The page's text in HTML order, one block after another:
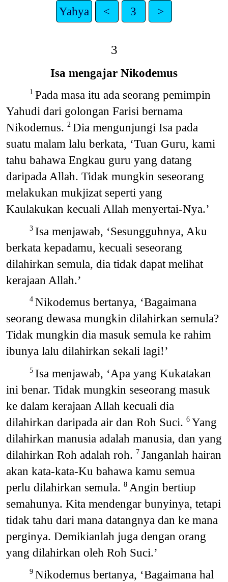
Yahya < 3 >
3
Isa mengajar Nikodemus
1 Pada masa itu ada seorang pemimpin
Yahudi dari golongan Farisi bernama
Nikodemus. 2 Dia mengunjungi Isa pada
suatu malam lalu berkata, ‘Tuan Guru, kami
tahu bahawa Engkau guru yang datang
daripada Allah. Tidak mungkin seseorang
melakukan mukjizat seperti yang
Kaulakukan kecuali Allah menyertai-Nya.’
3 Isa menjawab, ‘Sesungguhnya, Aku
berkata kepadamu, kecuali seseorang
dilahirkan semula, dia tidak dapat melihat
kerajaan Allah.’
4 Nikodemus bertanya, ‘Bagaimana
seorang dewasa mungkin dilahirkan semula?
Tidak mungkin dia masuk semula ke rahim
ibunya lalu dilahirkan sekali lagi!’
5 Isa menjawab, ‘Apa yang Kukatakan
ini benar. Tidak mungkin seseorang masuk
ke dalam kerajaan Allah kecuali dia
dilahirkan daripada air dan Roh Suci. 6 Yang
dilahirkan manusia adalah manusia, dan yang
dilahirkan Roh adalah roh. 7 Janganlah hairan
akan kata-kata-Ku bahawa kamu semua
perlu dilahirkan semula. 8 Angin bertiup
semahunya. Kita mendengar bunyinya, tetapi
tidak tahu dari mana datangnya dan ke mana
perginya. Demikianlah juga dengan orang
yang dilahirkan oleh Roh Suci.’
9 Nikodemus bertanya, ‘Bagaimana hal